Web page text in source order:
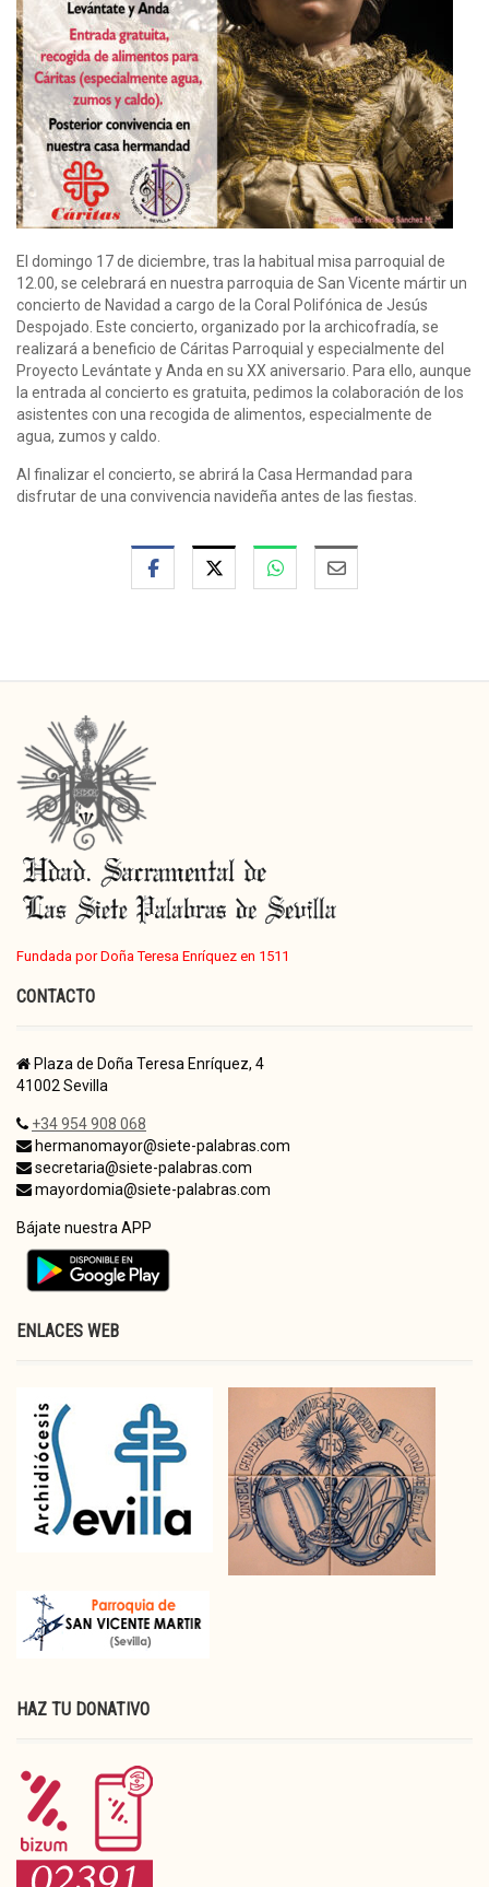
El domingo 17 de diciembre, tras la habitual misa parroquial de
12.00, se celebrará en nuestra parroquia de San Vicente mártir un
concierto de Navidad a cargo de la Coral Polifónica de Jesús
Despojado. Este concierto, organizado por la archicofradía, se
realizará a beneficio de Cáritas Parroquial y especialmente del
Proyecto Levántate y Anda en su XX aniversario. Para ello, aunque
la entrada al concierto es gratuita, pedimos la colaboración de los
asistentes con una recogida de alimentos, especialmente de
agua, zumos y caldo.
Al finalizar el concierto, se abrirá la Casa Hermandad para
disfrutar de una convivencia navideña antes de las fiestas.
Fundada por Doña Teresa Enríquez en 1511
CONTACTO
Plaza de Doña Teresa Enríquez, 4
41002 Sevilla
+34 954 908 068
hermanomayor@siete-palabras.com
secretaria@siete-palabras.com
mayordomia@siete-palabras.com
Bájate nuestra APP
ENLACES WEB
HAZ TU DONATIVO